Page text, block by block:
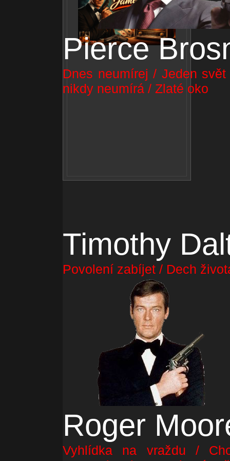
Pierce
Dnes neumírej / Jeden
nikdy neumírá / Zlaté oko
Timothy
Povolení zabíjet / Dech
Roger
Vyhlídka na vraždu /